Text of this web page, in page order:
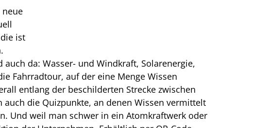
neue
ist
da: Wasser- und Windkraft, Solarenergie,
Fahrradtour, auf der eine Menge Wissen
entlang der beschilderten Strecke zwischen
die Quizpunkte, an denen Wissen vermittelt
Und weil man schwer in ein Atomkraftwerk oder